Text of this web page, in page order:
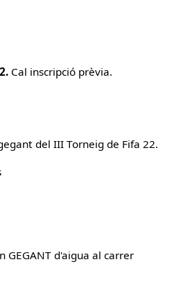
Cal inscripció prèvia.
del III Torneig de Fifa 22.
GEGANT d'aigua al carrer